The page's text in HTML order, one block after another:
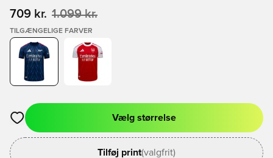
709 kr. 1.099 kr.
TILGÆNGELIGE FARVER
Åbner en Modal til at logge ind eller tilmelde dig som medlem
Vælg størrelse
Tilføj print(valgfrit)